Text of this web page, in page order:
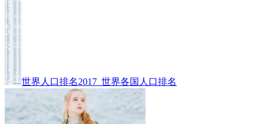
世界人口排名2017_世界各国人口排名